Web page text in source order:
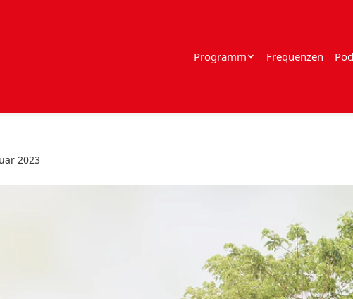
Programm Frequenzen
2023